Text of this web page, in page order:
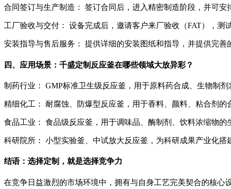
合同签订与生产制造： 签订合同后，进入精密制造阶段，并可安
工厂验收与交付： 设备完成后，邀请客户来厂验收（FAT），测
安装指导与售后服务： 提供详细的安装图纸和指导，并提供完善
四、应用场景：千盛定制反应釜在哪些领域大放异彩？
制药行业： GMP标准卫生级反应釜，用于原料药合成、生物制剂
精细化工： 耐腐蚀、防爆型反应釜，用于香料、颜料、粘合剂的
食品工业： 食品级反应釜，用于调味品、酶制剂、饮料浓缩物的
科研院所： 小型实验釜、中试放大反应釜，为科研成果产业化搭
结语：选择定制，就是选择竞争力
在竞争日益激烈的市场环境中，拥有与自身工艺完美契合的核